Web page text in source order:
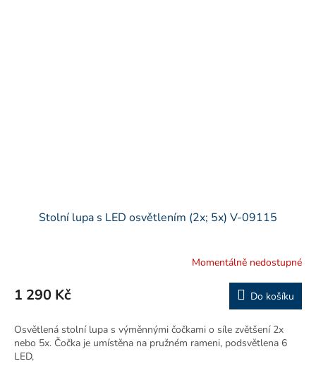
Stolní lupa s LED osvětlením (2x; 5x) V-09115
Momentálně nedostupné
1 290 Kč Do košíku
Osvětlená stolní lupa s výměnnými čočkami o síle zvětšení 2x
nebo 5x. Čočka je umístěna na pružném rameni, podsvětlena 6
LED,